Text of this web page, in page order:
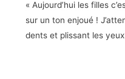
« Aujourd’hui les filles
sur un ton enjoué !
dents et plissant les